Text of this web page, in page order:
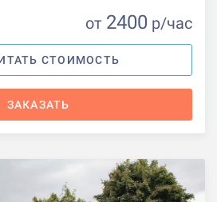
от 2400 р/час
СТОИМОСТЬ
ЗАКАЗАТЬ